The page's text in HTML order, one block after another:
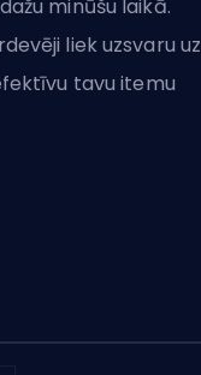
minūšu laikā.
liek uzsvaru uz
tavu itemu